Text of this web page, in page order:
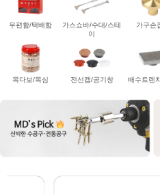
우편함/택배함
가스쇼바/수대/스테
이
가구손
목다보/목심 전선캡/공기창 배수트렌